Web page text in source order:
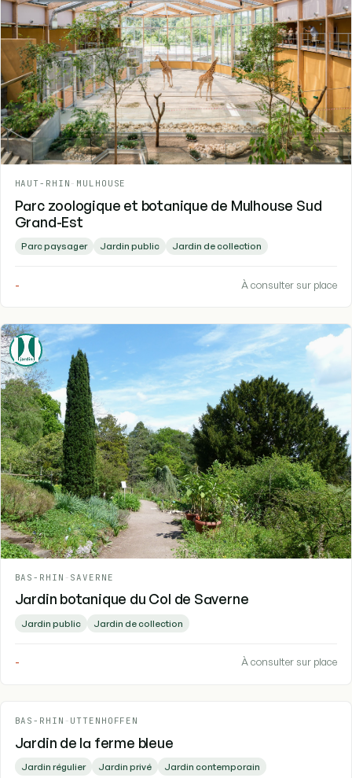
HAUT-RHIN - MULHOUSE
Parc zoologique et botanique de Mulhouse Sud
Grand-Est
Parc paysager Jardin public Jardin de collection
- À consulter sur place
BAS-RHIN - SAVERNE
Jardin botanique du Col de Saverne
Jardin public Jardin de collection
- À consulter sur place
BAS-RHIN - UTTENHOFFEN
Jardin de la ferme bleue
Jardin régulier Jardin privé Jardin contemporain